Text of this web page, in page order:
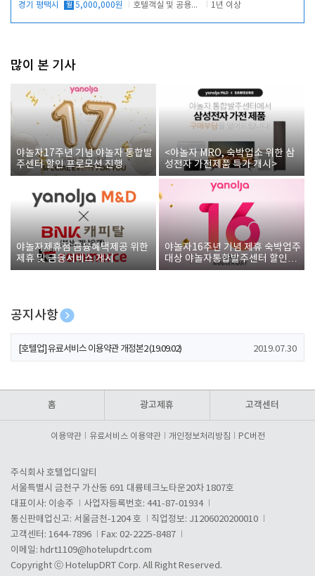
경기 평택시 월 5,000,000원 호텔객실 및 공용시설 청소 관리 1년 이상
많이 본 기사
야놀자17주년 기념 야놀자 통합발
주센터 할인 프로모션 진행
<야놀자 MRO, 숙박업소 위한 삼
성전자 가전제품 특가 개시>
야놀자제휴점 금융혜택제공 위한
제휴 및 금융서비스 게시
야놀자16주년 기념 제휴 숙박업주
대상 야놀자통합발주센터 할인쿠
폰 증정
공지사항
[호텔업] 개인정보 처리방침 개정본1 (19.09.02)
[호텔업] 유료서비스 이용약관 개정본2 (19.09.02) 2019.07.30
홈 광고제휴 고객센터
이용약관 유료서비스 이용약관 개인정보처리방침 PC버전
주식회사 호텔업디알티
서울특별시 금천구 가산동 691 대륭테크노타운20차 1807호
대표이사: 이송주
사업자등록번호: 441-87-01934
통신판매업신고: 서울금천-1204 호
직업정보: J1206020200010
고객센터: 1644-7896
Fax: 02-2225-8487
이메일: hdrt1109@hotelupdrt.com
Copyright ⓒ HotelupDRT Corp. All Right Reserved.